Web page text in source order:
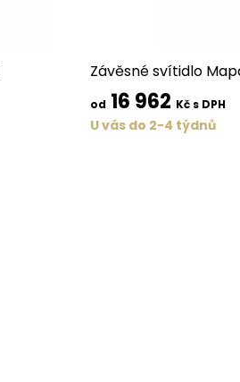
Závěsné svítidlo
od 16 962 Kč s DPH
U vás do 2-4 týdnů